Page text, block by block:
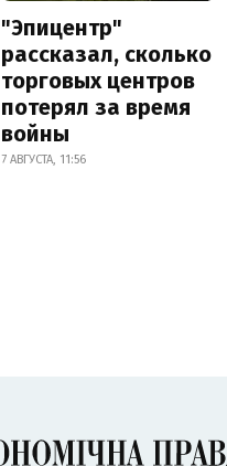
"Эпицентр"
рассказал, сколько
торговых центров
потерял за время
войны
7 АВГУСТА, 11:56